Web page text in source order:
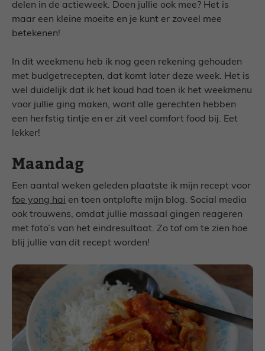
delen in de actieweek. Doen jullie ook mee? Het is
maar een kleine moeite en je kunt er zoveel mee
betekenen!
In dit weekmenu heb ik nog geen rekening gehouden
met budgetrecepten, dat komt later deze week. Het is
wel duidelijk dat ik het koud had toen ik het weekmenu
voor jullie ging maken, want alle gerechten hebben
een herfstig tintje en er zit veel comfort food bij. Eet
lekker!
Maandag
Een aantal weken geleden plaatste ik mijn recept voor
foe yong hai en toen ontplofte mijn blog. Social media
ook trouwens, omdat jullie massaal gingen reageren
met foto’s van het eindresultaat. Zo tof om te zien hoe
blij jullie van dit recept worden!